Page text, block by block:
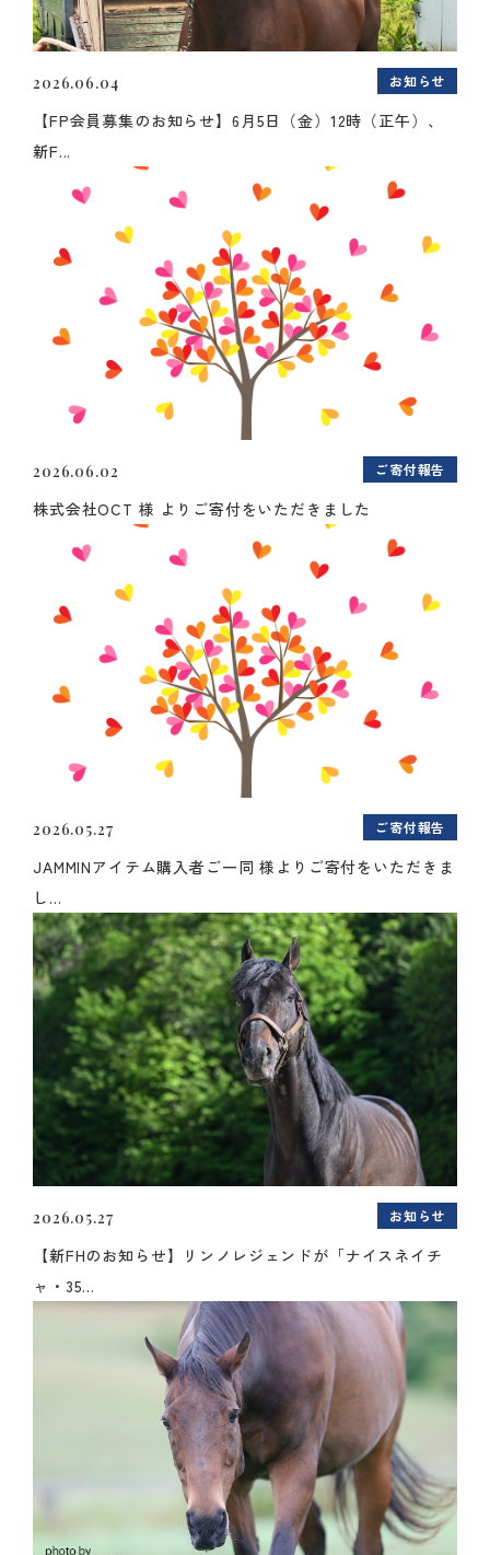
2026.06.04 お知らせ
【FP会員募集のお知らせ】6月5日（金）12時（正午）、
新F...
2026.06.02 ご寄付報告
株式会社OCT 様 よりご寄付をいただきました
2026.05.27 ご寄付報告
JAMMINアイテム購入者ご一同 様よりご寄付をいただきま
し...
2026.05.27 お知らせ
【新FHのお知らせ】リンノレジェンドが「ナイスネイチ
ャ・35...